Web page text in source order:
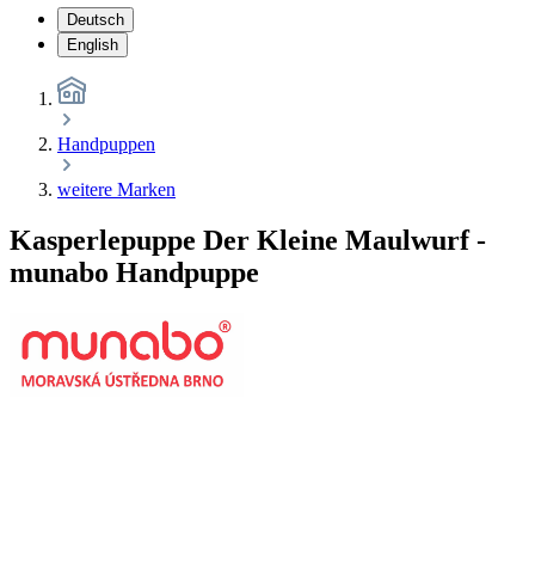
Deutsch
English
Handpuppen
weitere Marken
Kasperlepuppe Der Kleine Maulwurf -
munabo Handpuppe